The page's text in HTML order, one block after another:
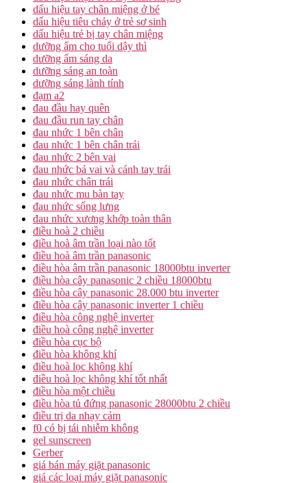
dấu hiệu tay chân miệng ở bé
dấu hiệu tiêu chảy ở trẻ sơ sinh
dấu hiệu trẻ bị tay chân miệng
dưỡng ẩm cho tuổi dậy thì
dưỡng ẩm sáng da
dưỡng sáng an toàn
dưỡng sáng lành tính
đạm a2
đau đầu hay quên
đau đầu run tay chân
đau nhức 1 bên chân
đau nhức 1 bên chân trái
đau nhức 2 bên vai
đau nhức bả vai và cánh tay trái
đau nhức chân trái
đau nhức mu bàn tay
đau nhức sống lưng
đau nhức xương khớp toàn thân
điều hoà 2 chiều
điều hoà âm trần loại nào tốt
điều hoà âm trần panasonic
điều hòa âm trần panasonic 18000btu inverter
điều hòa cây panasonic 2 chiều 18000btu
điều hòa cây panasonic 28.000 btu inverter
điều hòa cây panasonic inverter 1 chiều
điều hòa công nghệ inverter
điều hoà công nghệ inverter
điều hòa cục bộ
điều hòa không khí
điều hoà lọc không khí
điều hoà lọc không khí tốt nhất
điều hòa một chiều
điều hòa tủ đứng panasonic 28000btu 2 chiều
điều trị da nhạy cảm
f0 có bị tái nhiễm không
gel sunscreen
Gerber
giá bán máy giặt panasonic
giá các loại máy giặt panasonic